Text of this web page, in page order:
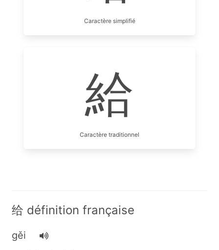
Caractère simplifié
給
Caractère traditionnel
给 définition française
gěi